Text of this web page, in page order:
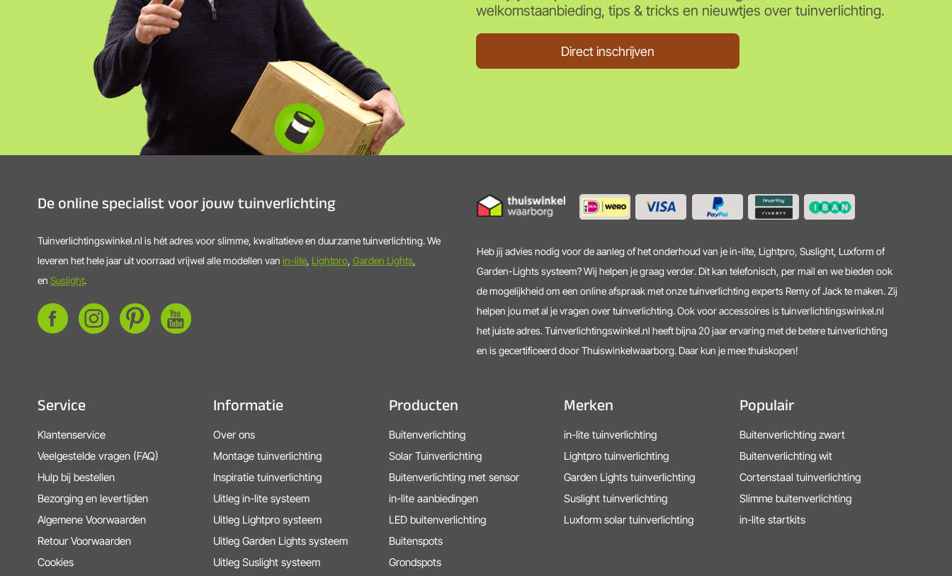
welkomstaanbieding, tips & tricks en nieuwtjes over tuinverlichting.
Direct inschrijven
De online specialist voor jouw tuinverlichting
Tuinverlichtingswinkel.nl is hét adres voor slimme, kwalitatieve en duurzame tuinverlichting. We
leveren het hele jaar uit voorraad vrijwel alle modellen van in-lite, Lightpro, Garden Lights,
en Suslight.
Heb jij advies nodig voor de aanleg of het onderhoud van je in-lite, Lightpro, Suslight, Luxform of
Garden-Lights systeem? Wij helpen je graag verder. Dit kan telefonisch, per mail en we bieden ook
de mogelijkheid om een online afspraak met onze tuinverlichting experts Remy of Jack te maken. Zij
helpen jou met al je vragen over tuinverlichting. Ook voor accessoires is tuinverlichtingswinkel.nl
het juiste adres. Tuinverlichtingswinkel.nl heeft bijna 20 jaar ervaring met de betere tuinverlichting
en is gecertificeerd door Thuiswinkelwaarborg. Daar kun je mee thuiskopen!
Service
Klantenservice
Veelgestelde vragen (FAQ)
Hulp bij bestellen
Bezorging en levertijden
Algemene Voorwaarden
Retour Voorwaarden
Cookies
Informatie
Over ons
Montage tuinverlichting
Inspiratie tuinverlichting
Uitleg in-lite systeem
Uitleg Lightpro systeem
Uitleg Garden Lights systeem
Uitleg Suslight systeem
Producten
Buitenverlichting
Solar Tuinverlichting
Buitenverlichting met sensor
in-lite aanbiedingen
LED buitenverlichting
Buitenspots
Grondspots
Merken
in-lite tuinverlichting
Lightpro tuinverlichting
Garden Lights tuinverlichting
Suslight tuinverlichting
Luxform solar tuinverlichting
Populair
Buitenverlichting zwart
Buitenverlichting wit
Cortenstaal tuinverlichting
Slimme buitenverlichting
in-lite startkits